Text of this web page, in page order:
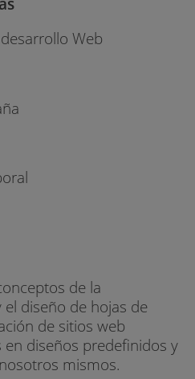
Web
de la
diseño de hojas de
de sitios web
diseños predefinidos y
mismos.